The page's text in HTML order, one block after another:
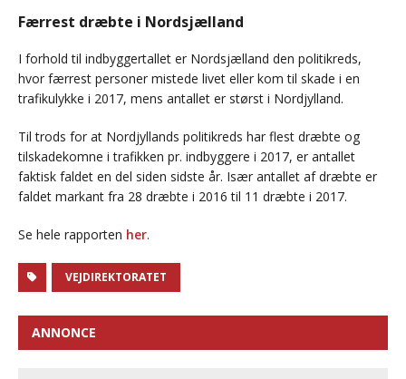
Færrest dræbte i Nordsjælland
I forhold til indbyggertallet er Nordsjælland den politikreds,
hvor færrest personer mistede livet eller kom til skade i en
trafikulykke i 2017, mens antallet er størst i Nordjylland.
Til trods for at Nordjyllands politikreds har flest dræbte og
tilskadekomne i trafikken pr. indbyggere i 2017, er antallet
faktisk faldet en del siden sidste år. Især antallet af dræbte er
faldet markant fra 28 dræbte i 2016 til 11 dræbte i 2017.
Se hele rapporten her​.
VEJDIREKTORATET
ANNONCE